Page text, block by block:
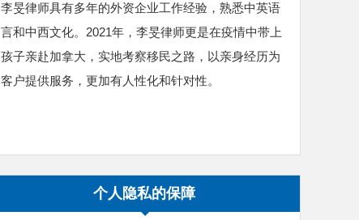
李旻律师具有多年的外资企业工作经验，熟悉中英语
言和中西文化。2021年，李旻律师更是在疫情中带上
孩子亲赴加拿大，实地考察移民之路，以亲身经历为
客户提供服务，更加有人性化和针对性。
个人隐私的保障